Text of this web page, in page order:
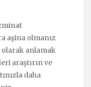
aşina olmanız
olarak anlamak
araştırın ve
daha